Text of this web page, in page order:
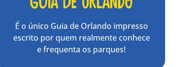
É o único Guia de Orlando impresso
escrito por quem realmente conhece
e frequenta os parques!